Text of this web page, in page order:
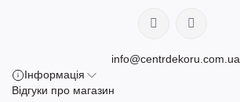
info@centrdekoru.com.ua
Інформація
Відгуки про магазин